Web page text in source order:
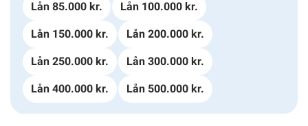
Lån 85.000 kr. Lån 100.000 kr.
Lån 150.000 kr. Lån 200.000 kr.
Lån 250.000 kr. Lån 300.000 kr.
Lån 400.000 kr. Lån 500.000 kr.